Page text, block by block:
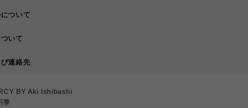
ついて
いて
連絡先
BY Aki Ishibashi
季